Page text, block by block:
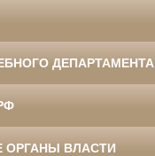
ДЕПАРТАМЕНТА
ВЛАСТИ